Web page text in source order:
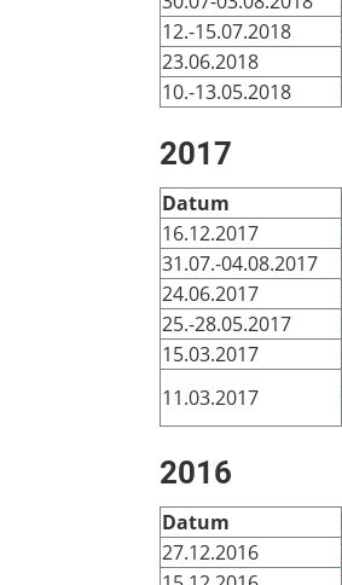
12.-15.07.2018
23.06.2018
10.-13.05.2018
2017
Datum
16.12.2017
31.07.-04.08.2017
24.06.2017
25.-28.05.2017
15.03.2017
11.03.2017
2016
Datum
27.12.2016